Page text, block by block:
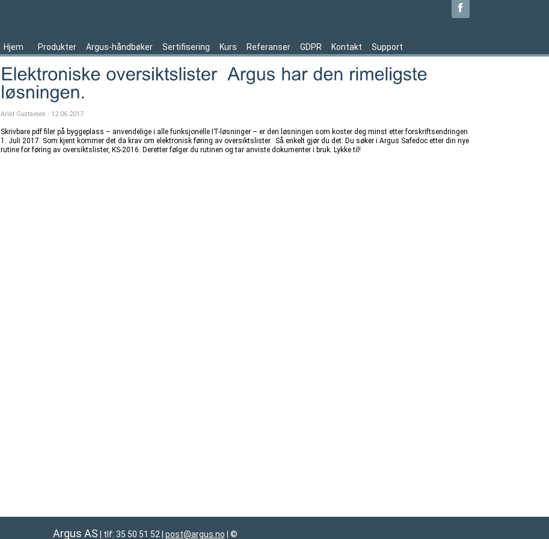
Hjem Produkter Argus-håndbøker Sertifisering Kurs Referanser GDPR Kontakt Support
Arild Gustavsen - 12.06.2017
Skrivbare pdf filer på byggeplass – anvendelige i alle funksjonelle IT-løsninger – er den løsningen som koster deg minst etter forskriftsendringen
1. Juli 2017. Som kjent kommer det da krav om elektronisk føring av oversiktslister. Så enkelt gjør du det: Du søker i Argus Safedoc etter din nye
rutine for føring av oversiktslister, KS-2016. Deretter følger du rutinen og tar anviste dokumenter i bruk. Lykke til!
Argus AS | tlf: 35 50 51 52 post@argus.no ©